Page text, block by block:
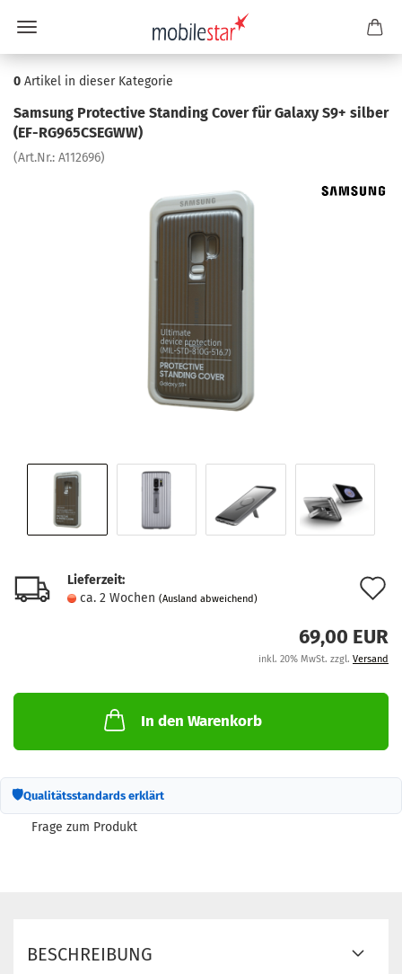
0 Artikel in dieser Kategorie
Sam­sung Pro­tec­ti­ve Stan­ding Cover für Ga­la­xy S9+ sil­ber
(EF-​RG965CSEGWW)
(Art.Nr.: A112696)
Lieferzeit:
ca. 2 Wochen (Ausland abweichend)
69,00 EUR
inkl. 20% MwSt. zzgl. Versand
In den Warenkorb
🛡Qualitätsstandards erklärt
Frage zum Produkt
BESCHREIBUNG